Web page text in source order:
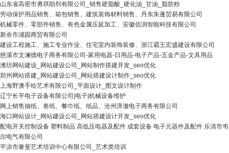
山东省高密市勇琪助剂有限公司_销售硬脂酸_硬化油_甘油_脂肪粉
劳动保护用品销售、箱包销售、建筑装饰材料销售、丹东朱蓬贸易有限公司
机械零件、零部件销售、有色金属压延加工、安徽佰润智能科技有限公司
新余市浦园商贸有限公司
建设工程施工、施工专业作业、住宅室内装饰装修、浙江霸王宏盛建设有限公司
慈溪市文澜德电子商务有限公司-家用电器-日用品-电子产品-五金产品-文具用品
潍坊网站建设_网站建设公司_网站制作搭建开发_seo优化
郑州网站搭建_网站建设公司_网站搭建设计制作_seo优化
上海野澳手绘艺术有限公司_平面设计_图文设计制作
辽宁长平电子设备有限公司|电子|机械设备维护
网上销售抽纸、卷纸、餐巾纸、纸品、沧州湃澈电子商务有限公司
海口网站设计_网站建设公司_网站搭建设计开发_seo优化
配电开关控制设备 塑料制品 高低压电器及配件 成套设备 电子元器件及配件 乐清市韦
尔电气有限公司
平凉市奢斐艺术培训中心有限公司_艺术类培训